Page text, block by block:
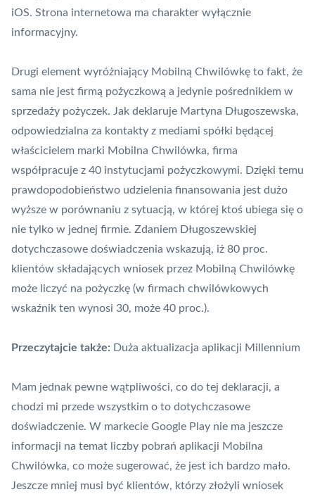
iOS. Strona internetowa ma charakter wyłącznie
informacyjny.
Drugi element wyróżniający Mobilną Chwilówkę to fakt, że
sama nie jest firmą pożyczkową a jedynie pośrednikiem w
sprzedaży pożyczek. Jak deklaruje Martyna Długoszewska,
odpowiedzialna za kontakty z mediami spółki będącej
właścicielem marki Mobilna Chwilówka, firma
współpracuje z 40 instytucjami pożyczkowymi. Dzięki temu
prawdopodobieństwo udzielenia finansowania jest dużo
wyższe w porównaniu z sytuacją, w której ktoś ubiega się o
nie tylko w jednej firmie. Zdaniem Długoszewskiej
dotychczasowe doświadczenia wskazują, iż 80 proc.
klientów składających wniosek przez Mobilną Chwilówkę
może liczyć na pożyczkę (w firmach chwilówkowych
wskaźnik ten wynosi 30, może 40 proc.).
Przeczytajcie także: Duża aktualizacja aplikacji Millennium
Mam jednak pewne wątpliwości, co do tej deklaracji, a
chodzi mi przede wszystkim o to dotychczasowe
doświadczenie. W markecie Google Play nie ma jeszcze
informacji na temat liczby pobrań aplikacji Mobilna
Chwilówka, co może sugerować, że jest ich bardzo mało.
Jeszcze mniej musi być klientów, którzy złożyli wniosek